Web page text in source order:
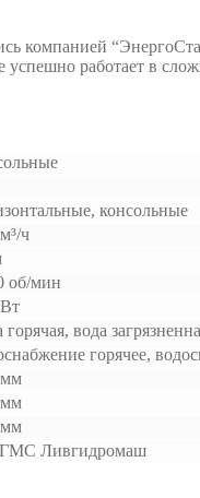
компанией
успешно работает в
консольные
ч
об/мин
горячая, вода
горячее,
мм
мм
мм
Ливгидромаш